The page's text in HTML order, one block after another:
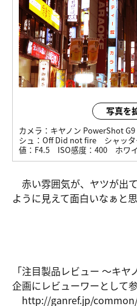
写真を
カメラ： キヤノン PowerShot G9
シュ： Off Did not fire シャッ
値： F4.5 ISO感度： 400 ホワ
赤い雰囲気が、ヤツが出
ように見えて面白いなぁと
「注目製品レビュー ～キヤ
企画にレビューワーとして
http://ganref.jp/com